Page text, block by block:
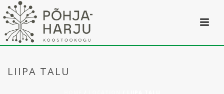
LIIPA TALU